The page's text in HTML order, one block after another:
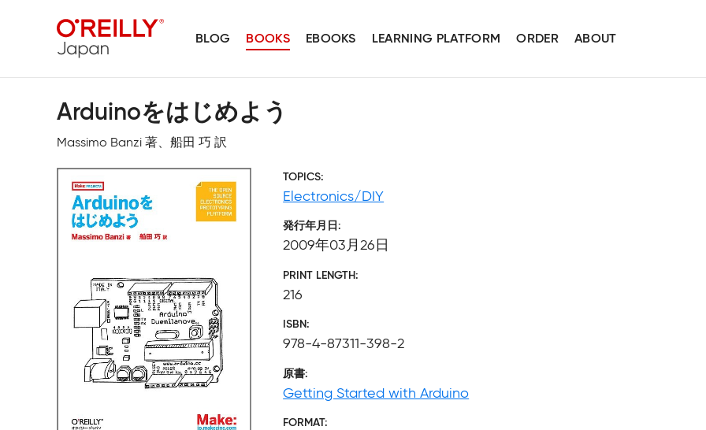
BLOG BOOKS EBOOKS LEARNING PLATFORM ORDER ABOUT
Arduinoをはじめよう
Massimo Banzi 著、船田 巧 訳
TOPICS
Electronics/DIY
発行年月日
2009年03月26日
PRINT LENGTH
216
ISBN
978-4-87311-398-2
原書
Getting Started with Arduino
FORMAT